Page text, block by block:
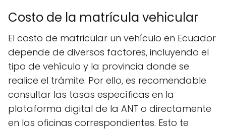
Costo de la matrícula vehicular
El costo de matricular un vehículo en Ecuador
depende de diversos factores, incluyendo el
tipo de vehículo y la provincia donde se
realice el trámite. Por ello, es recomendable
consultar las tasas específicas en la
plataforma digital de la ANT o directamente
en las oficinas correspondientes. Esto te